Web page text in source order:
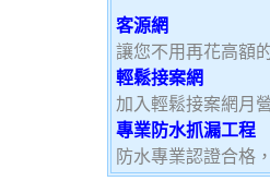
客源網
讓您不用再花高額
輕鬆接案網
加入輕鬆接案網月
專業防水抓漏工程
防水專業認證合格